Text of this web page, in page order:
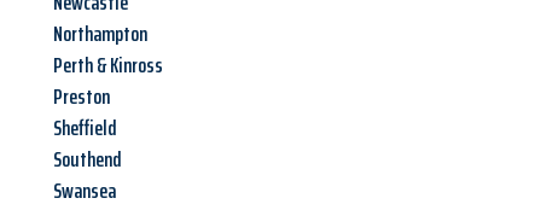
Northampton
Perth & Kinross
Preston
Sheffield
Southend
Swansea